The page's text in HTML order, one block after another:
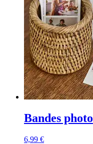
Bandes photo
6,99 €